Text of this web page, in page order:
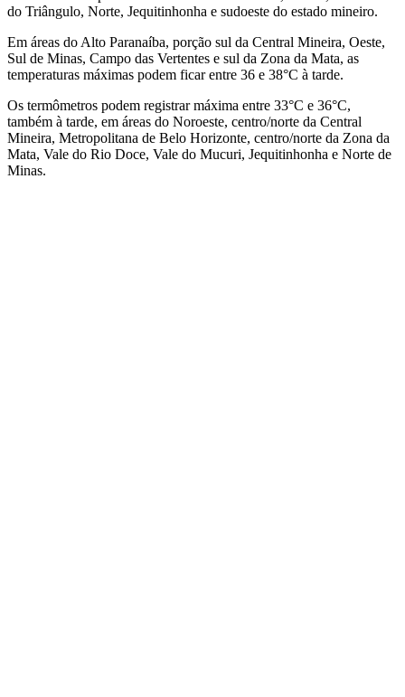
do Triângulo, Norte, Jequitinhonha e sudoeste do estado mineiro.
Em áreas do Alto Paranaíba, porção sul da Central Mineira, Oeste,
Sul de Minas, Campo das Vertentes e sul da Zona da Mata, as
temperaturas máximas podem ficar entre 36 e 38°C à tarde.
Os termômetros podem registrar máxima entre 33°C e 36°C,
também à tarde, em áreas do Noroeste, centro/norte da Central
Mineira, Metropolitana de Belo Horizonte, centro/norte da Zona da
Mata, Vale do Rio Doce, Vale do Mucuri, Jequitinhonha e Norte de
Minas.